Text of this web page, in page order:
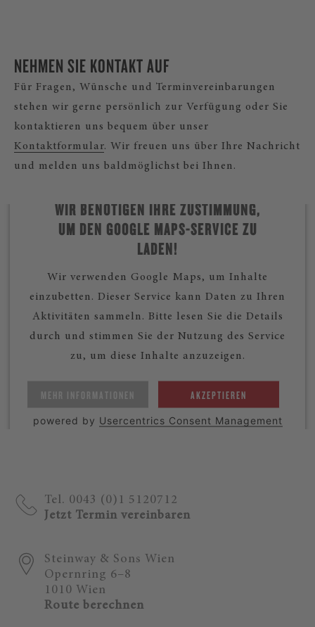
NEHMEN SIE KONTAKT AUF
Für Fragen, Wünsche und Terminvereinbarungen
stehen wir gerne persönlich zur Verfügung oder Sie
kontaktieren uns bequem über unser
Kontaktformular. Wir freuen uns über Ihre Nachricht
und melden uns baldmöglichst bei Ihnen.
WIR BENÖTIGEN IHRE ZUSTIMMUNG,
UM DEN GOOGLE MAPS-SERVICE ZU
LADEN!
Wir verwenden Google Maps, um Inhalte
einzubetten. Dieser Service kann Daten zu Ihren
Aktivitäten sammeln. Bitte lesen Sie die Details
durch und stimmen Sie der Nutzung des Service
zu, um diese Inhalte anzuzeigen.
MEHR INFORMATIONEN AKZEPTIEREN
powered by Usercentrics Consent Management
Tel. 0043 (0)1 5120712
Jetzt Termin vereinbaren
Steinway & Sons Wien
Opernring 6–8
1010 Wien
Route berechnen